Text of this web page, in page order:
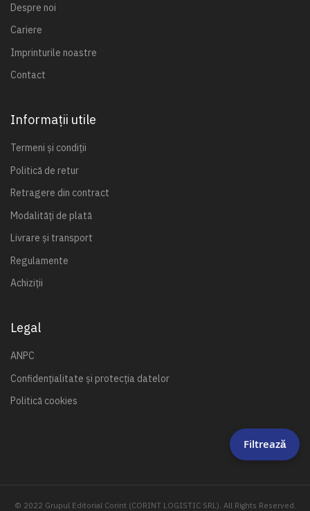
Despre noi
Cariere
Imprinturile noastre
Contact
Informații utile
Termeni și condiții
Politică de retur
Retragere din contract
Modalități de plată
Livrare și transport
Regulamente
Achiziții
Legal
ANPC
Confidențialitate și protecția datelor
Politică cookies
© 2022 Grupul Editorial Corint (CORINT LOGISTIC SRL). All Rights Reserved.
Filtrează